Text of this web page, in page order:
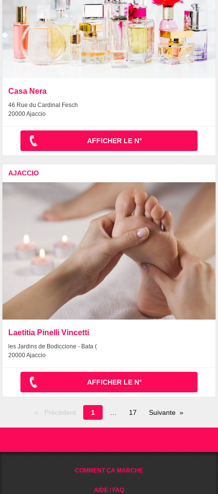
Casa Nera
46 Rue du Cardinal Fesch
20000 Ajaccio
AFFICHER LE N°
AJACCIO
Laetitia Pinelli Vincetti
les Jardins de Bodiccione - Bata (
20000 Ajaccio
AFFICHER LE N°
Précédent
Page
en
1 17 Suivante
COMMENT ÇA MARCHE
AIDE / FAQ